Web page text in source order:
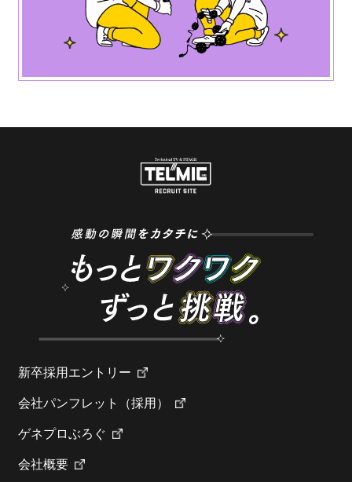
新卒採用エントリー
会社パンフレット（採用）
ゲネプロぶろぐ
会社概要